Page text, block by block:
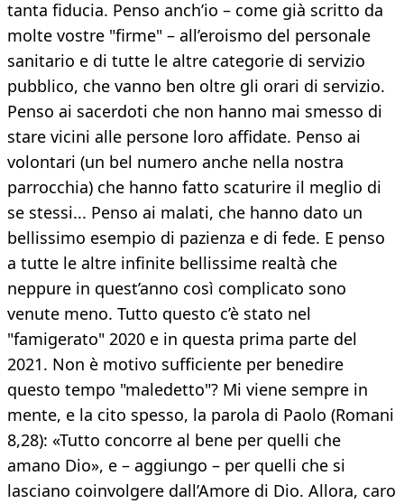
tanta fiducia. Penso anch’io – come già scritto da
molte vostre "firme" – all’eroismo del personale
sanitario e di tutte le altre categorie di servizio
pubblico, che vanno ben oltre gli orari di servizio.
Penso ai sacerdoti che non hanno mai smesso di
stare vicini alle persone loro affidate. Penso ai
volontari (un bel numero anche nella nostra
parrocchia) che hanno fatto scaturire il meglio di
se stessi... Penso ai malati, che hanno dato un
bellissimo esempio di pazienza e di fede. E penso
a tutte le altre infinite bellissime realtà che
neppure in quest’anno così complicato sono
venute meno. Tutto questo c’è stato nel
"famigerato" 2020 e in questa prima parte del
2021. Non è motivo sufficiente per benedire
questo tempo "maledetto"? Mi viene sempre in
mente, e la cito spesso, la parola di Paolo (Romani
8,28): «Tutto concorre al bene per quelli che
amano Dio», e – aggiungo – per quelli che si
lasciano coinvolgere dall’Amore di Dio. Allora, caro